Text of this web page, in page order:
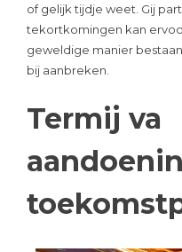
of gelijk tijdje weet. Gij
tekortkomingen kan
geweldige manier
bij aanbreken.
Termij va